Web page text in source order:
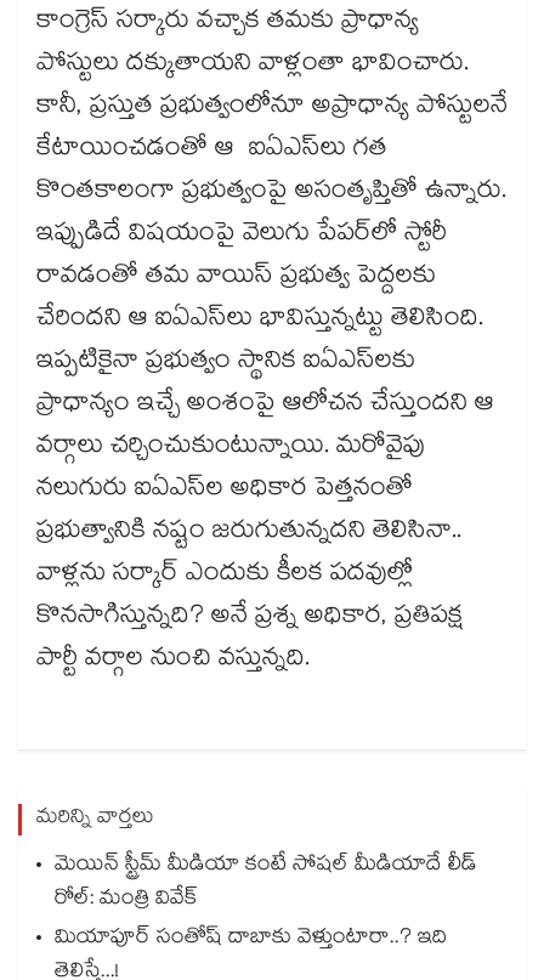
కాంగ్రెస్ సర్కారు వచ్చాక తమకు ప్రాధాన్య
పోస్టులు దక్కుతాయని వాళ్లంతా భావించారు.
కానీ, ప్రస్తుత ప్రభుత్వంలోనూ అప్రాధాన్య పోస్టులనే
కేటాయించడంతో ఆ ఐఏఎస్‌లు గత
కొంతకాలంగా ప్రభుత్వంపై అసంతృప్తితో ఉన్నారు.
ఇప్పుడిదే విషయంపై వెలుగు పేపర్‌‌లో స్టోరీ
రావడంతో తమ వాయిస్ ప్రభుత్వ పెద్దలకు
చేరిందని ఆ ఐఏఎస్‌లు భావిస్తున్నట్టు తెలిసింది.
ఇప్పటికైనా ప్రభుత్వం స్థానిక ఐఏఎస్‌లకు
ప్రాధాన్యం ఇచ్చే అంశంపై ఆలోచన చేస్తుందని ఆ
వర్గాలు చర్చించుకుంటున్నాయి. మరోవైపు
నలుగురు ఐఏఎస్‌ల అధికార పెత్తనంతో
ప్రభుత్వానికి నష్టం జరుగుతున్నదని తెలిసినా..
వాళ్లను సర్కార్‌‌ ఎందుకు కీలక పదవుల్లో
కొనసాగిస్తున్నది? అనే ప్రశ్న అధికార, ప్రతిపక్ష
పార్టీ వర్గాల నుంచి వస్తున్నది.
మరిన్ని వార్తలు
మెయిన్ స్ట్రీమ్ మీడియా కంటే సోషల్ మీడియాదే లీడ్
రోల్: మంత్రి వివేక్
మియాపూర్ సంతోష్ దాబాకు వెళ్తుంటారా..? ఇది